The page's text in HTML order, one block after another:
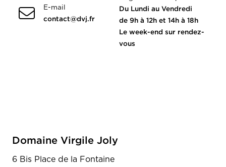
E-mail
contact@dvj.fr
Du Lundi au Vendredi
de 9h à 12h et 14h à 18h
Le week-end sur rendez-
vous
Domaine Virgile Joly
6 Bis Place de la Fontaine